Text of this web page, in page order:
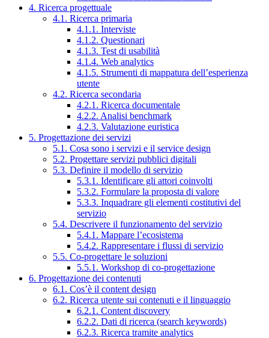
4. Ricerca progettuale
4.1. Ricerca primaria
4.1.1. Interviste
4.1.2. Questionari
4.1.3. Test di usabilità
4.1.4. Web analytics
4.1.5. Strumenti di mappatura dell’esperienza
utente
4.2. Ricerca secondaria
4.2.1. Ricerca documentale
4.2.2. Analisi benchmark
4.2.3. Valutazione euristica
5. Progettazione dei servizi
5.1. Cosa sono i servizi e il service design
5.2. Progettare servizi pubblici digitali
5.3. Definire il modello di servizio
5.3.1. Identificare gli attori coinvolti
5.3.2. Formulare la proposta di valore
5.3.3. Inquadrare gli elementi costitutivi del
servizio
5.4. Descrivere il funzionamento del servizio
5.4.1. Mappare l’ecosistema
5.4.2. Rappresentare i flussi di servizio
5.5. Co-progettare le soluzioni
5.5.1. Workshop di co-progettazione
6. Progettazione dei contenuti
6.1. Cos’è il content design
6.2. Ricerca utente sui contenuti e il linguaggio
6.2.1. Content discovery
6.2.2. Dati di ricerca (search keywords)
6.2.3. Ricerca tramite analytics